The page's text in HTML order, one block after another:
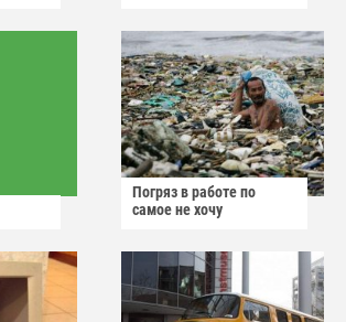
Погряз в работе по
самое не хочу